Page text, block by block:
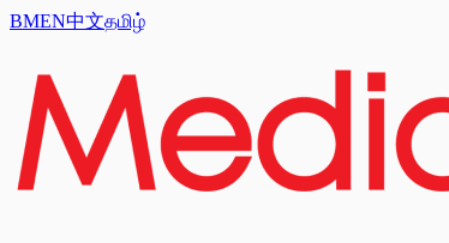
BMEN中文தமிழ்